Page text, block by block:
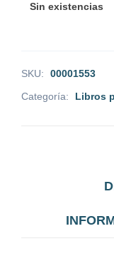
Sin existencias
SKU:
00001553
Categoría:
Libros